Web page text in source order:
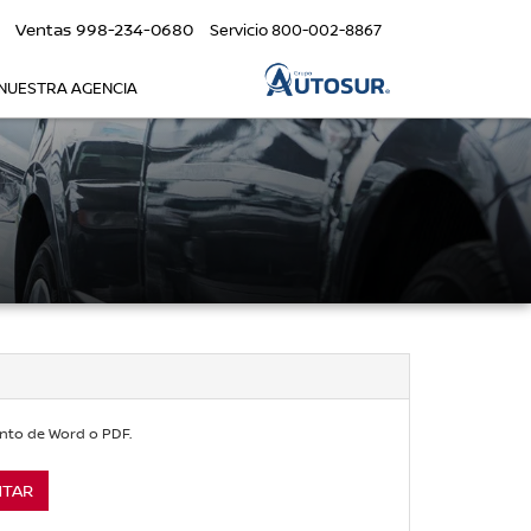
Ventas 998-234-0680 Servicio800-002-8867
AGENCIA
de Word o PDF.